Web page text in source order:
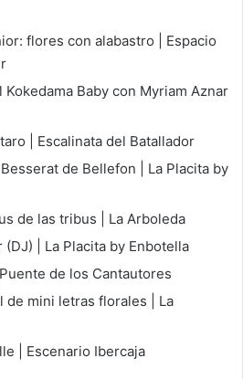
flores con alabastro | Espacio
Baby con Myriam Aznar
| Escalinata del Batallador
de Bellefon | La Placita by
de las tribus | La Arboleda
(DJ) | La Placita by Enbotella
de los Cantautores
de mini letras florales | La
| Escenario Ibercaja